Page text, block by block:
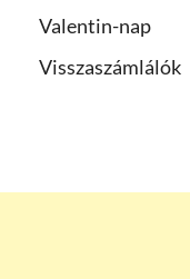
Valentin-nap
Visszaszámlálók